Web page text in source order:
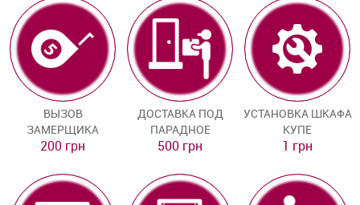
ВЫЗОВ
ЗАМЕРЩИКА
200 грн
ДОСТАВКА ПОД
ПАРАДНОЕ
500 грн
УСТАНОВКА ШКАФА
КУПЕ
1 грн